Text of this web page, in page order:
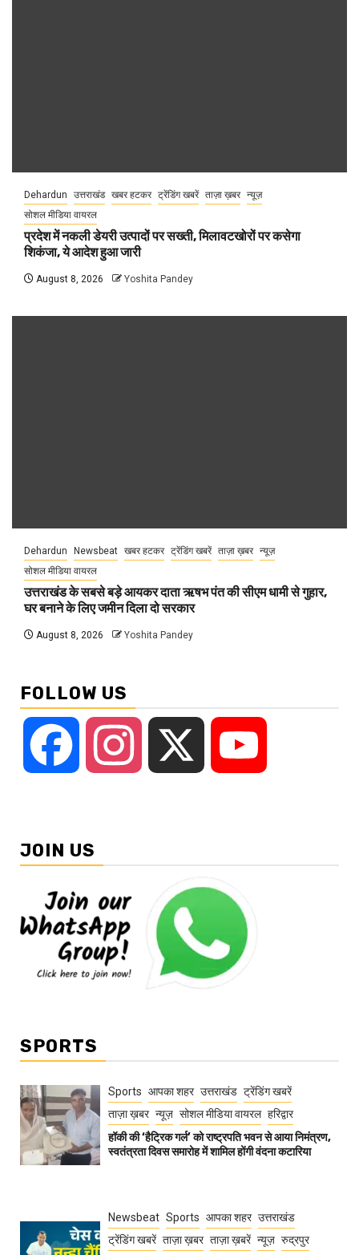
Dehardun उत्तराखंड खबर हटकर ट्रेंडिंग खबरें ताज़ा ख़बर न्यूज़
सोशल मीडिया वायरल
प्रदेश में नकली डेयरी उत्पादों पर सख्ती, मिलावटखोरों पर कसेगा
शिकंजा, ये आदेश हुआ जारी
August 8, 2026 Yoshita Pandey
Dehardun Newsbeat खबर हटकर ट्रेंडिंग खबरें ताज़ा ख़बर न्यूज़
सोशल मीडिया वायरल
उत्तराखंड के सबसे बड़े आयकर दाता ऋषभ पंत की सीएम धामी से गुहार,
घर बनाने के लिए जमीन दिला दो सरकार
August 8, 2026 Yoshita Pandey
FOLLOW US
Facebook Instagram
JOIN US
SPORTS
Sports आपका शहर उत्तराखंड ट्रेंडिंग खबरें
ताज़ा ख़बर न्यूज़ सोशल मीडिया वायरल हरिद्वार
हॉकी की ‘हैट्रिक गर्ल’ को राष्ट्रपति भवन से आया निमंत्रण,
स्वतंत्रता दिवस समारोह में शामिल होंगी वंदना कटारिया
Newsbeat Sports आपका शहर उत्तराखंड
ट्रेंडिंग खबरें ताज़ा ख़बर ताज़ा ख़बरें न्यूज़ रुद्रपुर